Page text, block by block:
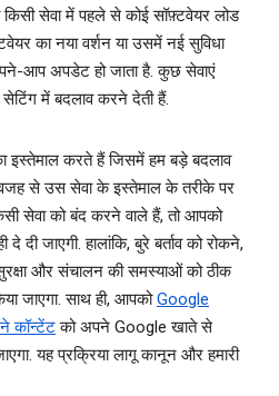
किसी सेवा में पहले से कोई सॉफ़्टवेयर लोड
का नया वर्शन या उसमें नई सुविधा
आप अपडेट हो जाता है. कुछ सेवाएं
में बदलाव करने देती हैं.
इस्तेमाल करते हैं जिसमें हम बड़े बदलाव
से उस सेवा के इस्तेमाल के तरीके पर
सेवा को बंद करने वाले हैं, तो आपको
जाएगी. हालांकि, बुरे बर्ताव को रोकने,
और संचालन की समस्याओं को ठीक
जाएगा. साथ ही, आपकोGoogle
कॉन्टेंटको अपने Google खाते से
यह प्रक्रिया लागू कानून और हमारी